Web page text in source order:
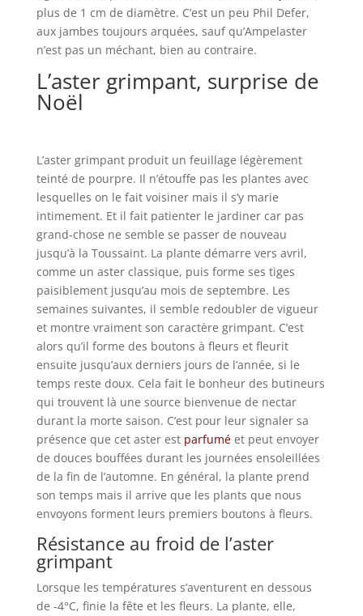
plus de 1 cm de diamètre. C’est un peu Phil Defer,
aux jambes toujours arquées, sauf qu’Ampelaster
n’est pas un méchant, bien au contraire.
L’aster grimpant, surprise de
Noël
L’aster grimpant produit un feuillage légèrement
teinté de pourpre. Il n’étouffe pas les plantes avec
lesquelles on le fait voisiner mais il s’y marie
intimement. Et il fait patienter le jardiner car pas
grand-chose ne semble se passer de nouveau
jusqu’à la Toussaint. La plante démarre vers avril,
comme un aster classique, puis forme ses tiges
paisiblement jusqu’au mois de septembre. Les
semaines suivantes, il semble redoubler de vigueur
et montre vraiment son caractère grimpant. C’est
alors qu’il forme des boutons à fleurs et fleurit
ensuite jusqu’aux derniers jours de l’année, si le
temps reste doux. Cela fait le bonheur des butineurs
qui trouvent là une source bienvenue de nectar
durant la morte saison. C’est pour leur signaler sa
présence que cet aster est parfuméet peut envoyer
de douces bouffées durant les journées ensoleillées
de la fin de l’automne. En général, la plante prend
son temps mais il arrive que les plants que nous
envoyons forment leurs premiers boutons à fleurs.
Résistance au froid de l’aster
grimpant
Lorsque les températures s’aventurent en dessous
de -4°C, finie la fête et les fleurs. La plante, elle,